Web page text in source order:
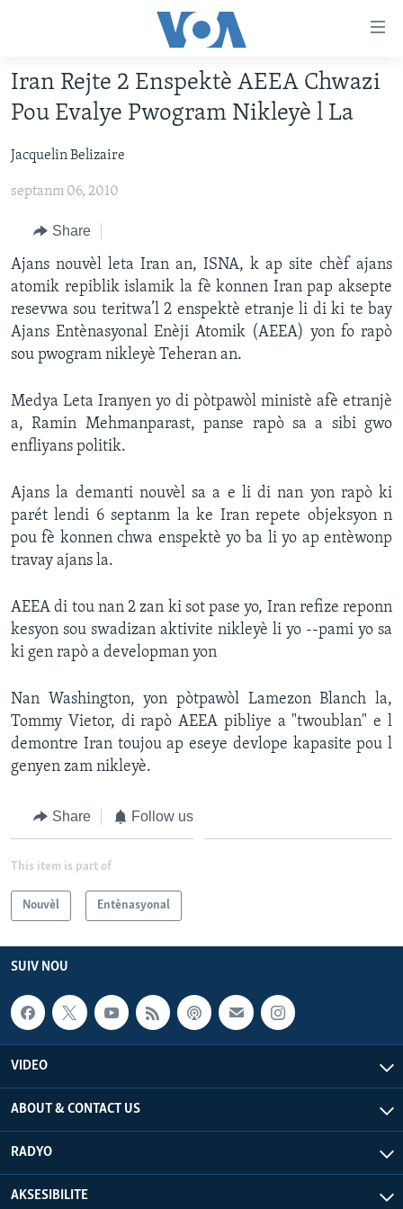
Skip
to
main
Skip
to
Navigation
to
Search
AMERIK LATIN
ENTÈNASYONAL
VIDEO
FLASHPOINT IKRÈN
Learning English
SUIV NOU
Languages
Iran Rejte 2 Enspektè AEEA Chwazi
Pou Evalye Pwogram Nikleyè l La
Jacquelin Belizaire
septanm 06, 2010
Share
Ajans nouvèl leta Iran an, ISNA, k ap site chèf ajans
atomik repiblik islamik la fè konnen Iran pap aksepte
resevwa sou teritwa’l 2 enspektè etranje li di ki te bay
Ajans Entènasyonal Enèji Atomik (AEEA) yon fo rapò
sou pwogram nikleyè Teheran an.
Medya Leta Iranyen yo di pòtpawòl ministè afè etranjè
a, Ramin Mehmanparast, panse rapò sa a sibi gwo
enfliyans politik.
Ajans la demanti nouvèl sa a e li di nan yon rapò ki
parét lendi 6 septanm la ke Iran repete objeksyon n
pou fè konnen chwa enspektè yo ba li yo ap entèwonp
travay ajans la.
AEEA di tou nan 2 zan ki sot pase yo, Iran refize reponn
kesyon sou swadizan aktivite nikleyè li yo --pami yo sa
ki gen rapò a developman yon
Nan Washington, yon pòtpawòl Lamezon Blanch la,
Tommy Vietor, di rapò AEEA pibliye a "twoublan" e l
demontre Iran toujou ap eseye devlope kapasite pou l
genyen zam nikleyè.
Share Follow us
This item is part of
Nouvèl Entènasyonal
SUIV NOU
VIDEO
ABOUT & CONTACT US
RADYO
AKSESIBILITE